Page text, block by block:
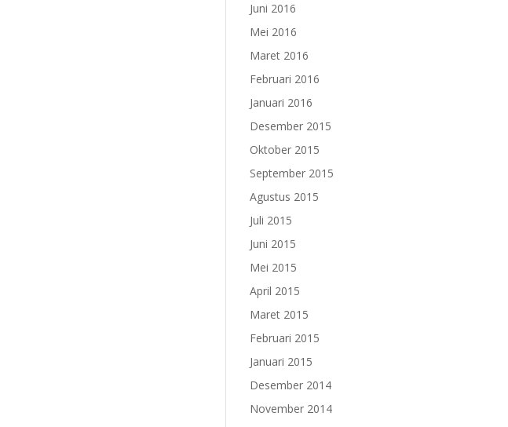
Juni 2016
Mei 2016
Maret 2016
Februari 2016
Januari 2016
Desember 2015
Oktober 2015
September 2015
Agustus 2015
Juli 2015
Juni 2015
Mei 2015
April 2015
Maret 2015
Februari 2015
Januari 2015
Desember 2014
November 2014